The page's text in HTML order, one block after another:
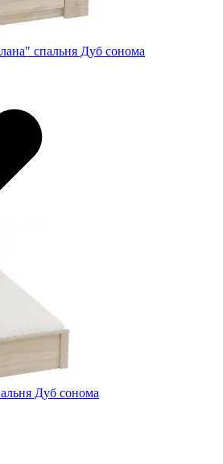
спальня Дуб сонома
Дуб сонома